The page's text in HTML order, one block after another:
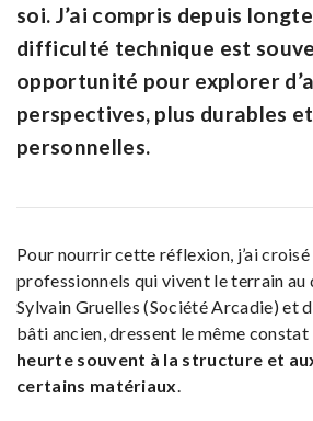
soi. J’ai compris depuis
difficulté technique est
opportunité pour explorer
perspectives, plus durables
personnelles.
Pour nourrir cette réflexion, j’ai
professionnels qui vivent le terrain au
Sylvain Gruelles (Société Arcadie) et
bâti ancien, dressent le même constat
heurte souvent à la structure et
certains matériaux